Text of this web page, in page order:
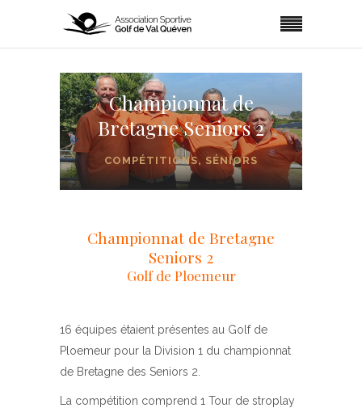
Championnat de
Bretagne Seniors 2
COMPÉTITIONS, SÉNIORS
Championnat de Bretagne
Seniors 2
Golf de Ploemeur
16 équipes étaient présentes au Golf de
Ploemeur pour la Division 1 du championnat
de Bretagne des Seniors 2.
La compétition comprend 1 Tour de stroplay